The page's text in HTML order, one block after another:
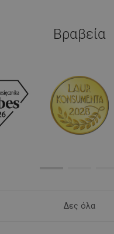
Βραβεία
Δες όλα